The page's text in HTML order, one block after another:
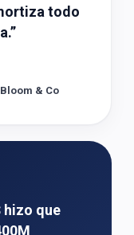
todo
”
& Co
hizo que